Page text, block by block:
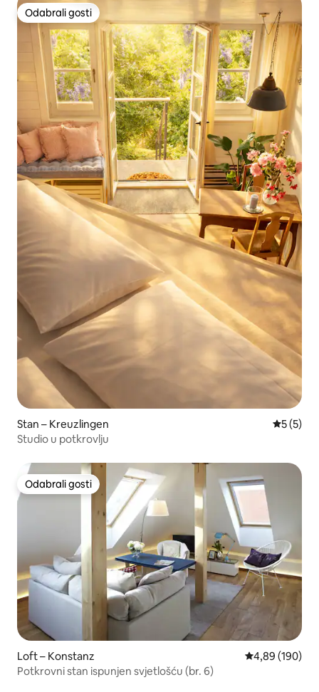
Odabrali gosti
Odabrali gosti
Stan – Kreuzlingen
5 (5)
Studio u potkrovlju
Odabrali gosti
Odabrali gosti
Loft – Konstanz Prosječna
4,89 (190)
Potkrovni stan ispunjen svjetlošću (br. 6)